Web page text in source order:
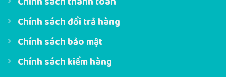
Chính sách đổi trả hàng
Chính sách bảo mật
Chính sách kiểm hàng